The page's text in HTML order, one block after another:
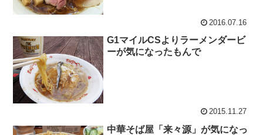
2016.07.16
G1マイルCSよりラーメンダービ
ーが気になったもんで
2015.11.27
中華そば屋「来々源」が気になっ